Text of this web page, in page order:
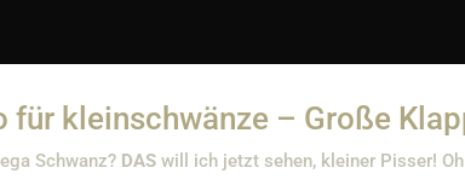
für kleinschwänze – Große
Schwanz? DAS will ich jetzt sehen, kleiner Pisser! Oh